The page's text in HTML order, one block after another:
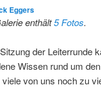
Eggers
enthält5 Fotos.
der Leiterrunde
Wissen rund um
von uns noch zu